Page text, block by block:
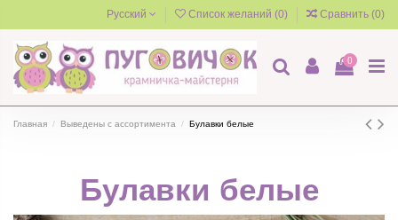
Русский Список желаний (0) Сравнить (0)
0
Главная Выведены с ассортимента Булавки белые
Булавки белые